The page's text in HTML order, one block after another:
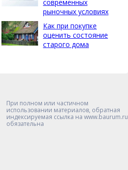
современных
рыночных условиях
Как при покупке
оценить состояние
старого дома
При полном или частичном
использовании материалов, обратная
индексируемая ссылка на www.baurum.ru
обязательна